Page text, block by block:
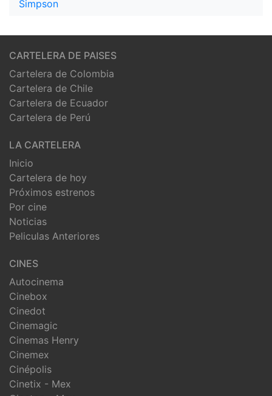
CARTELERA DE PAISES
Cartelera de Colombia
Cartelera de Chile
Cartelera de Ecuador
Cartelera de Perú
LA CARTELERA
Inicio
Cartelera de hoy
Próximos estrenos
Por cine
Noticias
Peliculas Anteriores
CINES
Autocinema
Cinebox
Cinedot
Cinemagic
Cinemas Henry
Cinemex
Cinépolis
Cinetix - Mex